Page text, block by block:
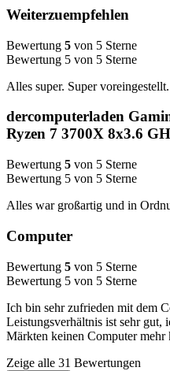
Weiterzuempfehlen
Bewertung 5 von 5 Sterne
Bewertung 5 von 5 Sterne
Alles super. Super
dercomputerladen
Ryzen 7 3700X 8x3.6
Bewertung 5 von 5 Sterne
Bewertung 5 von 5 Sterne
Alles war großartig und in
Computer
Bewertung 5 von 5 Sterne
Bewertung 5 von 5 Sterne
Ich bin sehr zufrieden mit dem
Leistungsverhältnis ist sehr gut,
Märkten keinen Computer mehr
Zeige alle 31 Bewertungen